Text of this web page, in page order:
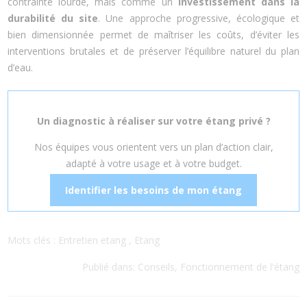
durabilité du site. Une approche progressive, écologique et
bien dimensionnée permet de maîtriser les coûts, d’éviter les
interventions brutales et de préserver l’équilibre naturel du plan
d’eau.
Un diagnostic à réaliser sur votre étang privé ?
Nos équipes vous orientent vers un plan d’action clair,
adapté à votre usage et à votre budget.
Identifier les besoins de mon étang
Mots clés : Entretien etang , Etang
Publié dans: Conseils, Fonctionnement de l'étang